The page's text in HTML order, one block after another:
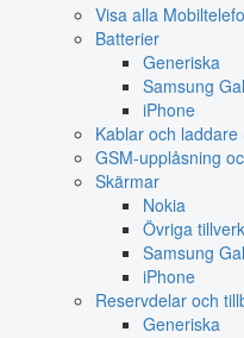
Visa alla
Batterier
Generiska
Samsung
iPhone
Kablar och laddare
GSM-upplåsning
Skärmar
Nokia
Övriga
Samsung
iPhone
Reservdelar och
Generiska